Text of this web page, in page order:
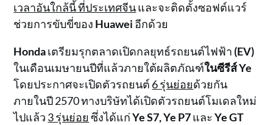
เวลาอันใกล้นี้ ที่ประเทศจีนและจะติดตั้งซอฟต์แวร์
ช่วยการขับขี่ของ Huawei อีกด้วย
Hondaเตรียมรุกตลาดเปิดกลยุทธ์รถยนต์ไฟฟ้า (EV)
ในเดือนเมษายนปีที่แล้วภายใต้ผลิตภัณฑ์ในซีรีส์ Ye
โดยประกาศจะเปิดตัวรถยนต์ 6 รุ่นย่อยด้วยกัน
ภายในปี 2570 ทางบริษัทได้เปิดตัวรถยนต์โมเดลใหม่
ไปแล้ว 3 รุ่นย่อย ซึ่งได้แก่Ye S7, Ye P7และ Ye GT